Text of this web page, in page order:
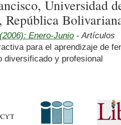
Universidad
República
Enero-Junio - Artículos
para el aprendizaje de
diversificado y profesional